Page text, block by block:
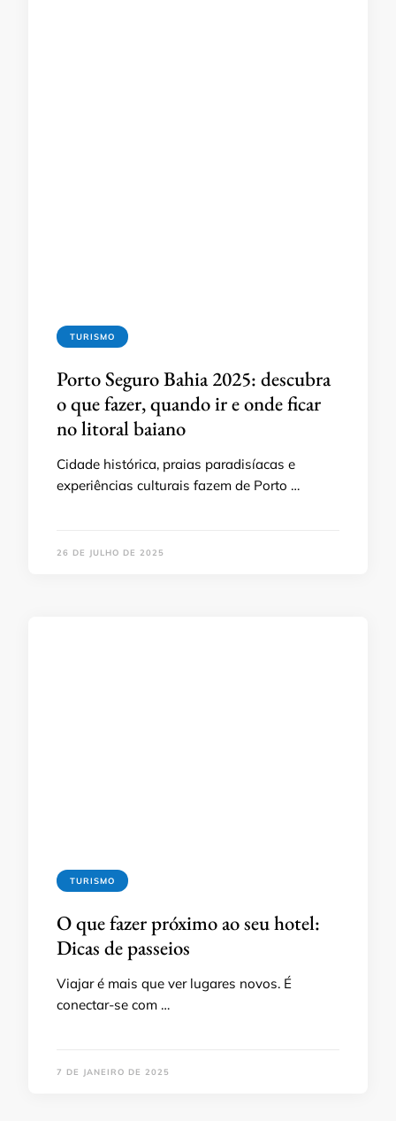
TURISMO
Porto Seguro Bahia 2025: descubra
o que fazer, quando ir e onde ficar
no litoral baiano
Cidade histórica, praias paradisíacas e
experiências culturais fazem de Porto …
26 DE JULHO DE 2025
TURISMO
O que fazer próximo ao seu hotel:
Dicas de passeios
Viajar é mais que ver lugares novos. É
conectar-se com …
7 DE JANEIRO DE 2025